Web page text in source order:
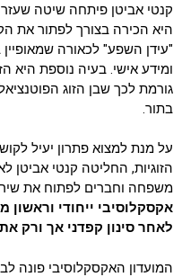
קנטי אביטן פיתחה שיטה
היא הכירה בצורך לפתור את
"עידן השפע" לכאורה
ומידע אישי. בעיה נוספת היא
גורמת לכך שבן הזוג
בתור.
על מנת למצוא פתרון יעיל
הזוגיות, החליטה קנטי אביטן
משפחה וחברים לפתוח את
אקסקלוסיבי ייחודי וראשון
לאחר סינון קפדני אך ורק
המועדון האקסקלוסיבי פונה